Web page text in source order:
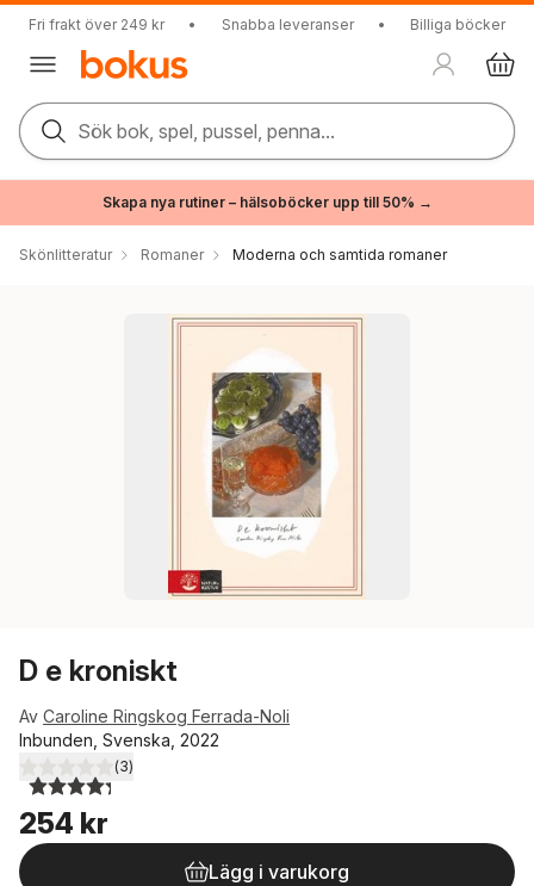
Fri frakt över 249 kr • Snabba leveranser • Billiga böcker
Sök bok, spel, pussel, penna...
Skapa nya rutiner – hälsoböcker upp till 50% →
Skönlitteratur Romaner Moderna och samtida romaner
D e kroniskt
Av Caroline Ringskog Ferrada-Noli
Inbunden, Svenska, 2022
4,3utav 5 stjärnor. Totalt antal röster:
(3)
254 kr
Lägg i varukorg